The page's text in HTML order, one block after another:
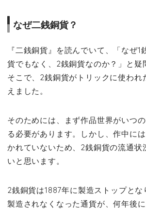
なぜ二銭銅貨？
『二銭銅貨』を読んでいて、「なぜ1
貨でもなく、2銭銅貨なのか？」と疑
そこで、2銭銅貨がトリックに使われ
えました。
そのためには、まず作品世界がいつ
る必要があります。しかし、作中に
かれていないため、2銭銅貨の流通状
いと思います。
2銭銅貨は1887年に製造ストップとな
製造されなくなった通貨が、何年後